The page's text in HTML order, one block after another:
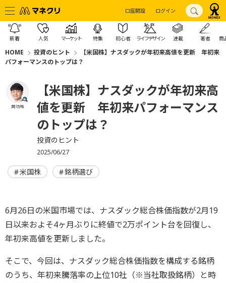
口座開設 ログイン
新着 人気 マーケット 特集 初心者 ライフデザイン 連載 著者 商
HOME 投資のヒント
【米国株】ナスダックが年初来高値を更新 年初来
パフォーマンスのトップは？
岡 功祐
【米国株】ナスダックが年初来高
値を更新 年初来パフォーマンス
のトップは？
投資のヒント
2025/06/27
米国株 銘柄選び
6月26日の米国市場では、ナスダック総合株価指数が2月19
日以来およそ4ヶ月ぶりに終値で2万ポイント台を回復し、
年初来高値を更新しました。
そこで、今回は、ナスダック総合株価指数を構成する銘柄
のうち、年初来騰落率の上位10社（※当社取扱銘柄）と時